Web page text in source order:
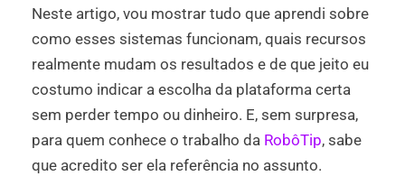
Neste artigo, vou mostrar tudo que aprendi sobre
como esses sistemas funcionam, quais recursos
realmente mudam os resultados e de que jeito eu
costumo indicar a escolha da plataforma certa
sem perder tempo ou dinheiro. E, sem surpresa,
para quem conhece o trabalho da RobôTip, sabe
que acredito ser ela referência no assunto.